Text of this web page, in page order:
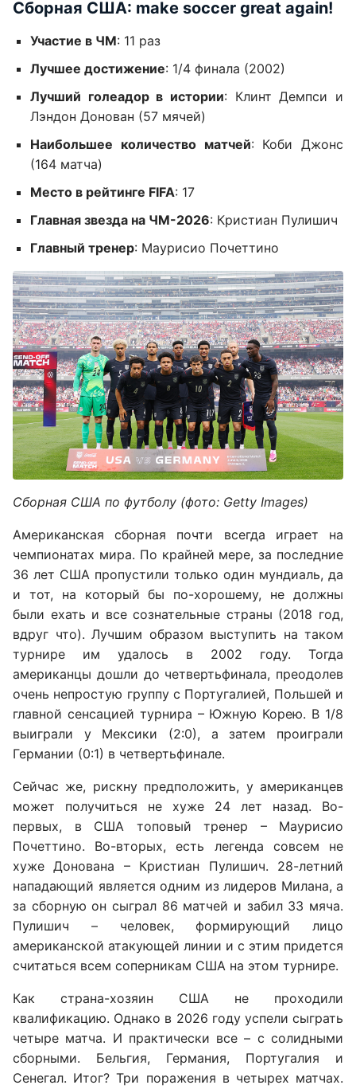
Сборная США: make soccer great again!
Участие в ЧМ: 11 раз
Лучшее достижение: 1/4 финала (2002)
Лучший голеадор в истории: Клинт Демпси и
Лэндон Донован (57 мячей)
Наибольшее количество матчей: Коби Джонс
(164 матча)
Место в рейтинге FIFA: 17
Главная звезда на ЧМ-2026: Кристиан Пулишич
Главный тренер: Маурисио Почеттино
Сборная США по футболу (фото: Getty Images)
Американская сборная почти всегда играет на
чемпионатах мира. По крайней мере, за последние
36 лет США пропустили только один мундиаль, да
и тот, на который бы по-хорошему, не должны
были ехать и все сознательные страны (2018 год,
вдруг что). Лучшим образом выступить на таком
турнире им удалось в 2002 году. Тогда
американцы дошли до четвертьфинала, преодолев
очень непростую группу с Португалией, Польшей и
главной сенсацией турнира – Южную Корею. В 1/8
выиграли у Мексики (2:0), а затем проиграли
Германии (0:1) в четвертьфинале.
Сейчас же, рискну предположить, у американцев
может получиться не хуже 24 лет назад. Во-
первых, в США топовый тренер – Маурисио
Почеттино. Во-вторых, есть легенда совсем не
хуже Донована – Кристиан Пулишич. 28-летний
нападающий является одним из лидеров Милана, а
за сборную он сыграл 86 матчей и забил 33 мяча.
Пулишич – человек, формирующий лицо
американской атакующей линии и с этим придется
считаться всем соперникам США на этом турнире.
Как страна-хозяин США не проходили
квалификацию. Однако в 2026 году успели сыграть
четыре матча. И практически все – с солидными
сборными. Бельгия, Германия, Португалия и
Сенегал. Итог? Три поражения в четырех матчах.